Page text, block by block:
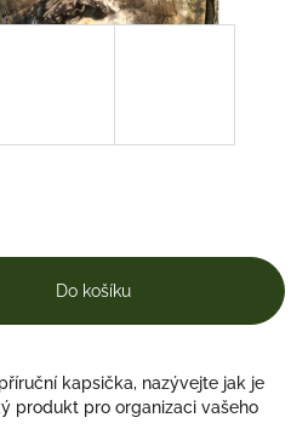
Do košíku
kapsička, nazývejte jak je
produkt pro organizaci vašeho